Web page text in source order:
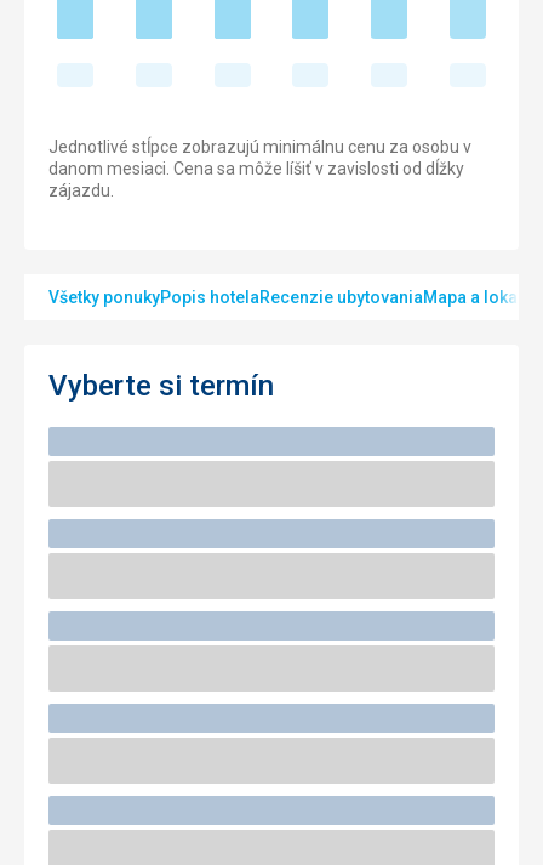
Jednotlivé stĺpce zobrazujú minimálnu cenu za osobu v
danom mesiaci. Cena sa môže líšiť v zavislosti od dĺžky
zájazdu.
Všetky ponukyPopis hotelaRecenzie ubytovaniaMapa a lokalita
Vyberte si termín